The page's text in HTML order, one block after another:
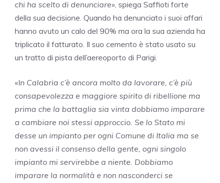
chi ha scelto di denunciare», spiega Saffioti forte
della sua decisione. Quando ha denunciato i suoi affari
hanno avuto un calo del 90% ma ora la sua azienda ha
triplicato il fatturato. Il suo cemento è stato usato su
un tratto di pista dell’aereoporto di Parigi.
«In Calabria c’è ancora molto da lavorare, c’è più
consapevolezza e maggiore spirito di ribellione ma
prima che la battaglia sia vinta dobbiamo imparare
a cambiare noi stessi approccio. Se lo Stato mi
desse un impianto per ogni Comune di Italia ma se
non avessi il consenso della gente, ogni singolo
impianto mi servirebbe a niente. Dobbiamo
imparare la normalità e non nasconderci se